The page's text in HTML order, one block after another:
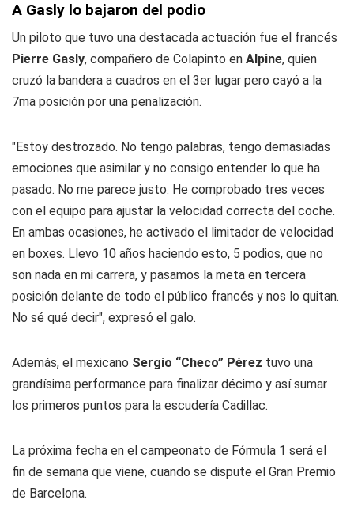
A Gasly lo bajaron del podio
Un piloto que tuvo una destacada actuación fue el francés
Pierre Gasly, compañero de Colapinto en Alpine, quien
cruzó la bandera a cuadros en el 3er lugar pero cayó a la
7ma posición por una penalización.
"Estoy destrozado. No tengo palabras, tengo demasiadas
emociones que asimilar y no consigo entender lo que ha
pasado. No me parece justo. He comprobado tres veces
con el equipo para ajustar la velocidad correcta del coche.
En ambas ocasiones, he activado el limitador de velocidad
en boxes. Llevo 10 años haciendo esto, 5 podios, que no
son nada en mi carrera, y pasamos la meta en tercera
posición delante de todo el público francés y nos lo quitan.
No sé qué decir", expresó el galo.
Además, el mexicano Sergio “Checo” Pérez tuvo una
grandísima performance para finalizar décimo y así sumar
los primeros puntos para la escudería Cadillac.
La próxima fecha en el campeonato de Fórmula 1 será el
fin de semana que viene, cuando se dispute el Gran Premio
de Barcelona.